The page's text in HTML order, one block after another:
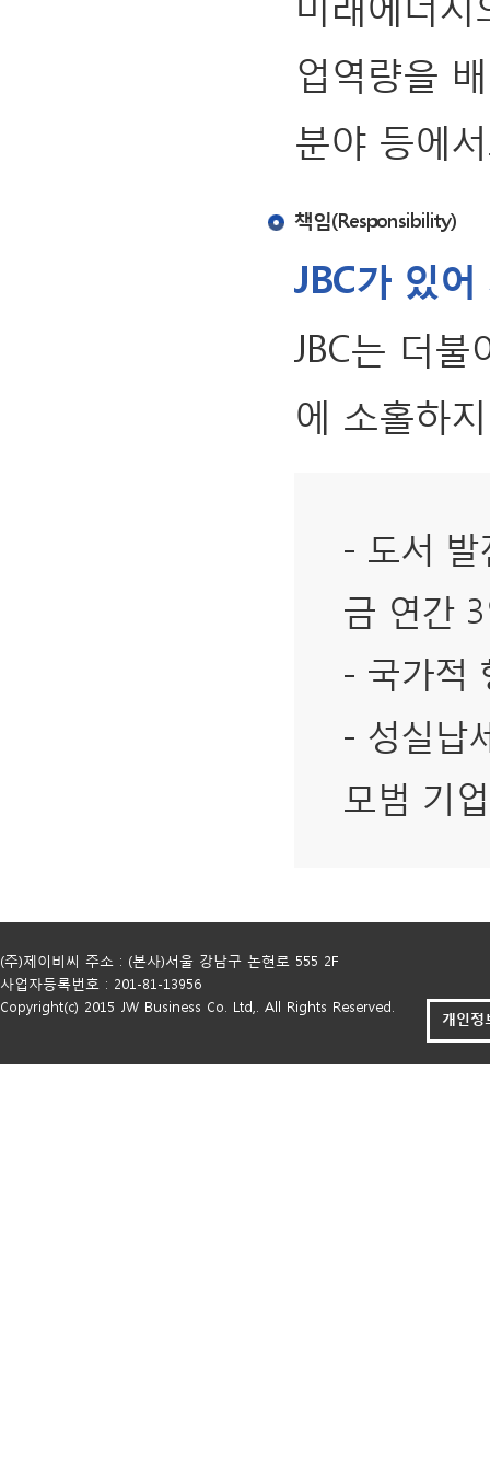
업역량을
분야 등에
책임(Responsibility)
JBC가 있
JBC는 더
에 소홀하
- 도서
금 연간
- 국가적
- 성실납
모범 기업
(주)제이비씨 주소 : (본사)서울 강남구 논현로 555 2F
사업자등록번호 : 201-81-13956
Copyright(c) 2015 JW Business Co. Ltd,. All Rights Reserved.
개인정